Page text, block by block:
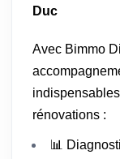
Duc
Avec Bimmo
rénovations :
📊